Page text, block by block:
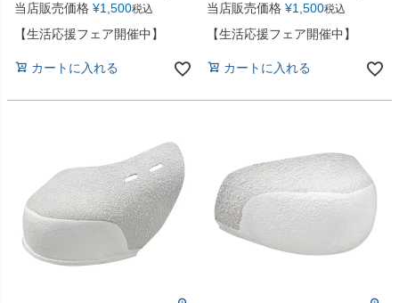
当店販売価格 ¥1,500税込
【生活応援フェア開催中】
カートに入れる
当店販売価格 ¥1,500税込
【生活応援フェア開催中】
カートに入れる